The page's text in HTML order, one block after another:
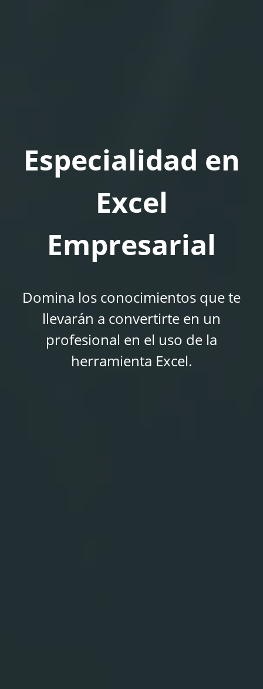
Especialidad en
Excel
Empresarial
Domina los conocimientos que te
llevarán a convertirte en un
profesional en el uso de la
herramienta Excel.